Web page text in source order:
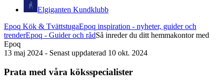
Elgiganten Kundklubb
Epoq Kök & TvättstugaEpoq inspiration - nyheter, guider och
trenderEpoq - Guider och rådSå inreder du ditt hemmakontor med
Epoq
13 maj 2024 - Senast uppdaterad 10 okt. 2024
Prata med våra köksspecialister